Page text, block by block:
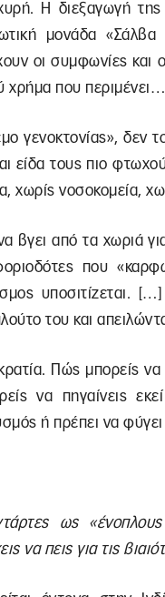
Η διεξαγωγή
μονάδα
οι συμφωνίες
χρήμα που περιμένει…
γενοκτονίας», δεν
είδα τους πιο
χωρίς νοσοκομεία,
βγει από τα χωριά
που
υποσιτίζεται.
του και
Πώς μπορείς να
να πηγαίνεις
ή πρέπει να
ως
να πεις για τις